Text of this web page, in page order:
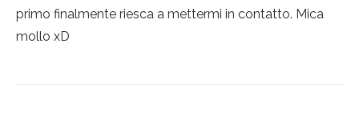
primo finalmente riesca a mettermi in contatto. Mica
mollo xD